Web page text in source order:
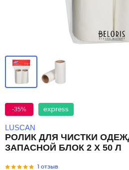
-35% express
LUSCAN
РОЛИК ДЛЯ ЧИСТКИ
ЗАПАСНОЙ БЛОК 2 Х 50 Л
1 отзыв